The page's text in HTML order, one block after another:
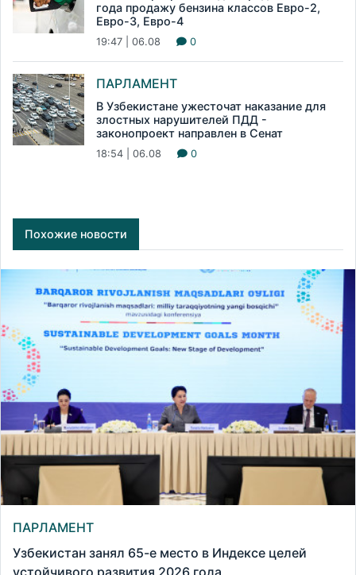
года продажу бензина классов Евро-2,
Евро-3, Евро-4
19:47 | 06.08 0
ПАРЛАМЕНТ
В Узбекистане ужесточат наказание для
злостных нарушителей ПДД -
законопроект направлен в Сенат
18:54 | 06.08 0
Похожие новости
ПАРЛАМЕНТ
Узбекистан занял 65-е место в Индексе целей
устойчивого развития 2026 года